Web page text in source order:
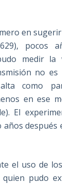
en
pocos
medir la
no es
como
en ese
El
después
el uso de
quien pudo